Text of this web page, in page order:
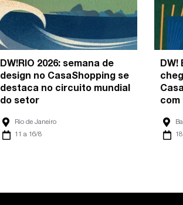
DW!RIO 2026: semana de
design no CasaShopping se
destaca no circuito mundial
do setor
Rio de Janeiro
11 a 16/8
DW!
com